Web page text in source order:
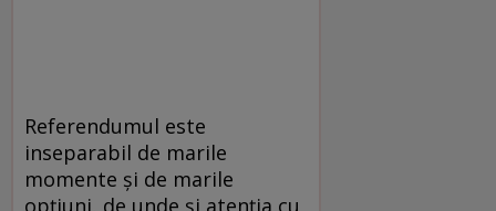
Referendumul este
inseparabil de marile
momente şi de marile